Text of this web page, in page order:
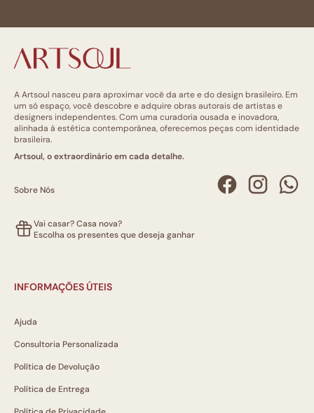
A Artsoul nasceu para aproximar você da arte e do design brasileiro. Em
um só espaço, você descobre e adquire obras autorais de artistas e
designers independentes. Com uma curadoria ousada e inovadora,
alinhada à estética contemporânea, oferecemos peças com identidade
brasileira.
Artsoul, o extraordinário em cada detalhe.
Sobre Nós
Vai casar? Casa nova?
Escolha os presentes que deseja ganhar
INFORMAÇÕES ÚTEIS
Ajuda
Consultoria Personalizada
Política de Devolução
Política de Entrega